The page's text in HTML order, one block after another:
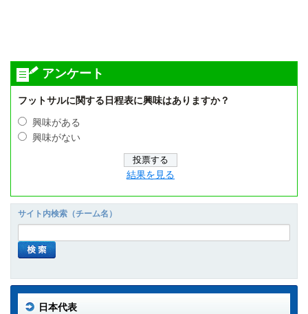
アンケート
フットサルに関する日程表に興味はありますか？
興味がある
興味がない
結果を見る
サイト内検索（チーム名）
日本代表